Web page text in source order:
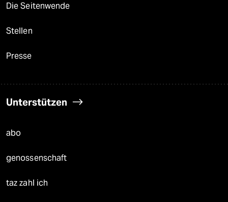
Die Seitenwende
Stellen
Presse
Unterstützen
abo
genossenschaft
taz zahl ich